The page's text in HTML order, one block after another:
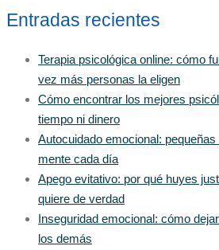
Entradas recientes
Terapia psicológica online: cómo
vez más personas la eligen
Cómo encontrar los mejores
tiempo ni dinero
Autocuidado emocional:
mente cada día
Apego evitativo: por qué huyes
quiere de verdad
Inseguridad emocional: cómo
los demás